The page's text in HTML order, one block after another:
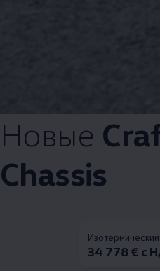
Новые
Chassis
34 778 € с